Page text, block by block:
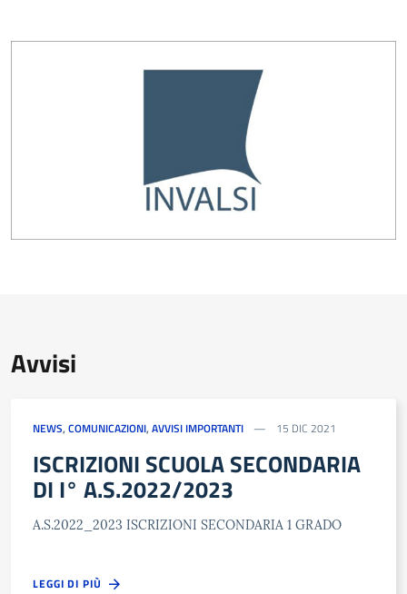
Avvisi
NEWS, COMUNICAZIONI, AVVISI IMPORTANTI 15 DIC 2021
ISCRIZIONI SCUOLA SECONDARIA
DI I° A.S.2022/2023
A.S.2022_2023 ISCRIZIONI SECONDARIA 1 GRADO
LEGGI DI PIÙ